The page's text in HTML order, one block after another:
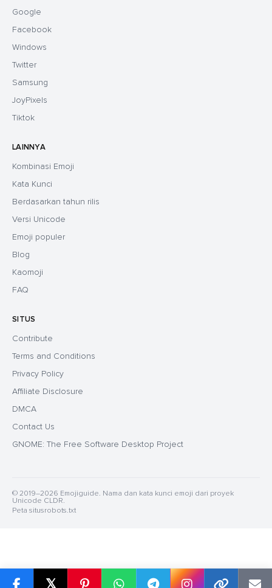
𝕏
Google
Facebook
Windows
Twitter
Samsung
JoyPixels
Tiktok
LAINNYA
Kombinasi Emoji
Kata Kunci
Berdasarkan tahun rilis
Versi Unicode
Emoji populer
Blog
Kaomoji
FAQ
SITUS
Contribute
Terms and Conditions
Privacy Policy
Affiliate Disclosure
DMCA
Contact Us
GNOME: The Free Software Desktop Project
© 2019–2026 Emojiguide. Nama dan kata kunci emoji dari proyek
Unicode CLDR.
Peta situsrobots.txt